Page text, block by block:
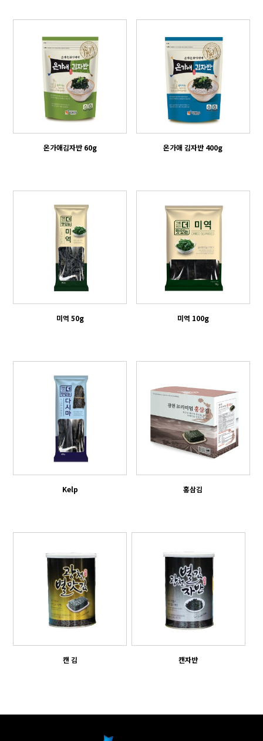
온가애김자반 60g 온가애 김자반 400g
미역 50g 미역 100g
Kelp 홍삼김
캔 김 캔자반